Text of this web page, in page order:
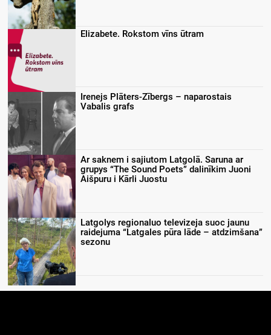
Elizabete. Rokstom vīns ūtram
Irenejs Plāters-Zībergs – naparostais
Vabalis grafs
Ar saknem i sajiutom Latgolā. Saruna ar
grupys “The Sound Poets” dalinīkim Juoni
Aišpuru i Kārli Juostu
Latgolys regionaluo televizeja suoc jaunu
raidejuma “Latgales pūra lāde – atdzimšana”
sezonu